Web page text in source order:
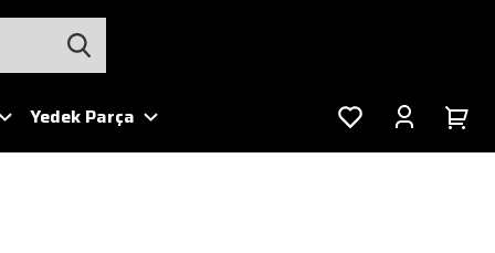
Yedek Parça